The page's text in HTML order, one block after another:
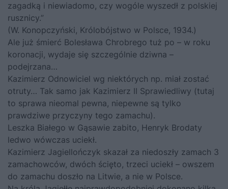
zagadką i niewiadomo, czy wogóle wyszedł z polskiej
rusznicy.”
(W. Konopczyński, Królobójstwo w Polsce, 1934.)
Ale już śmierć Bolesława Chrobrego tuż po – w roku
koronacji, wydaje się szczególnie dziwna –
podejrzana…
Kazimierz Odnowiciel wg niektórych np. miał zostać
otruty… Tak samo jak Kazimierz II Sprawiedliwy (tutaj
to sprawa nieomal pewna, niepewne są tylko
prawdziwe przyczyny tego zamachu).
Leszka Białego w Gąsawie zabito, Henryk Brodaty
ledwo wówczas uciekł.
Kazimierz Jagiellończyk skazał za niedoszły zamach 3
zamachowców, dwóch ścięto, trzeci uciekł – owszem
do zamachu doszło na Litwie, a nie w Polsce.